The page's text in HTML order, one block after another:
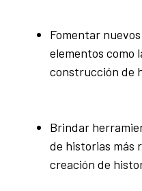
Fomentar
elementos como
construcción de
Brindar
de historias más
creación de